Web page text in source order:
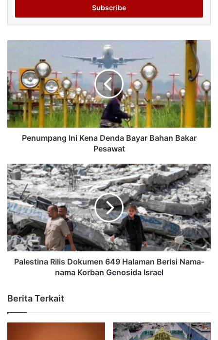
Penumpang Ini Kena Denda Bayar Bahan Bakar
Pesawat
Palestina Rilis Dokumen 649 Halaman Berisi Nama-
nama Korban Genosida Israel
Berita Terkait